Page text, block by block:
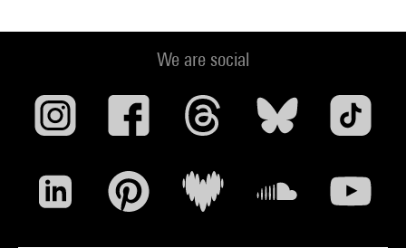
We are social